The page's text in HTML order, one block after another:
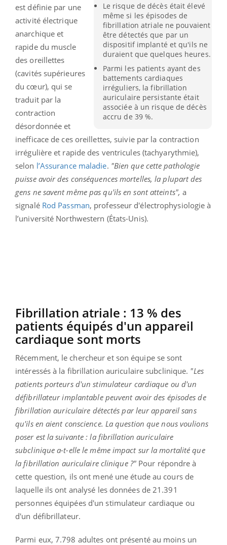
Le risque de décès était élevé
même si les épisodes de
fibrillation atriale ne pouvaient
être détectés que par un
dispositif implanté et qu'ils ne
duraient que quelques heures.
Parmi les patients ayant des
battements cardiaques
irréguliers, la fibrillation
auriculaire persistante était
associée à un risque de décès
accru de 39 %.
est définie par une
activité électrique
anarchique et
rapide du muscle
des oreillettes
(cavités supérieures
du cœur), qui se
traduit par la
contraction
désordonnée et
inefficace de ces oreillettes, suivie par la contraction
irrégulière et rapide des ventricules (tachyarythmie),
selon l’Assurance maladie. "Bien que cette pathologie
puisse avoir des conséquences mortelles, la plupart des
gens ne savent même pas qu'ils en sont atteints", a
signalé Rod Passman, professeur d'électrophysiologie à
l’université Northwestern (États-Unis).
Fibrillation atriale : 13 % des
patients équipés d'un appareil
cardiaque sont morts
Récemment, le chercheur et son équipe se sont
intéressés à la fibrillation auriculaire subclinique. "Les
patients porteurs d'un stimulateur cardiaque ou d'un
défibrillateur implantable peuvent avoir des épisodes de
fibrillation auriculaire détectés par leur appareil sans
qu'ils en aient conscience. La question que nous voulions
poser est la suivante : la fibrillation auriculaire
subclinique a-t-elle le même impact sur la mortalité que
la fibrillation auriculaire clinique ?"Pour répondre à
cette question, ils ont mené une étude au cours de
laquelle ils ont analysé les données de 21.391
personnes équipées d'un stimulateur cardiaque ou
d'un défibrillateur.
Parmi eux, 7.798 adultes ont présenté au moins un